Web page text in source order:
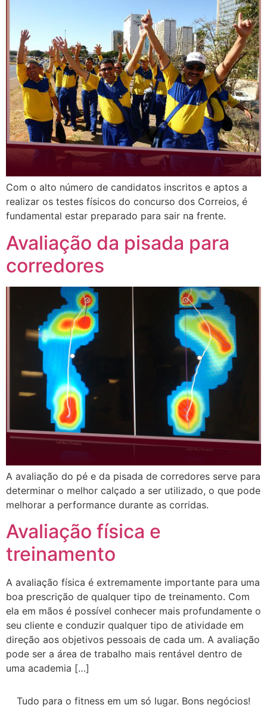
Com o alto número de candidatos inscritos e aptos a
realizar os testes físicos do concurso dos Correios, é
fundamental estar preparado para sair na frente.
Avaliação da pisada para
corredores
A avaliação do pé e da pisada de corredores serve para
determinar o melhor calçado a ser utilizado, o que pode
melhorar a performance durante as corridas.
Avaliação física e
treinamento
A avaliação física é extremamente importante para uma
boa prescrição de qualquer tipo de treinamento. Com
ela em mãos é possível conhecer mais profundamente o
seu cliente e conduzir qualquer tipo de atividade em
direção aos objetivos pessoais de cada um. A avaliação
pode ser a área de trabalho mais rentável dentro de
uma academia […]
Tudo para o fitness em um só lugar. Bons negócios!